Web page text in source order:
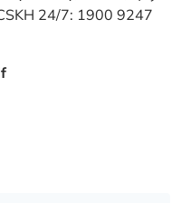
24/7: 1900 9247